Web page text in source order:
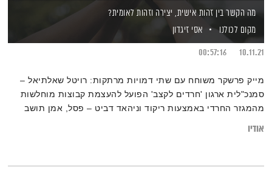
מה הקשר בין זהות אישית, יצירה וזהות לאומית?
מקום לכולנו
אסי זיגדון
10.11.21
00:57:16
מייק פרשקר משוחח עם שתי דמויות מרתקות: רויטל שאלתיאל –
סמנכ"לית ארגון 'חרדים לקצב' הפועל להעצמת קבוצות מוחלשות
מהמגזר החרדי באמצעות ריקוד וניהאד דביט – פסל, אמן תושב
אודיו